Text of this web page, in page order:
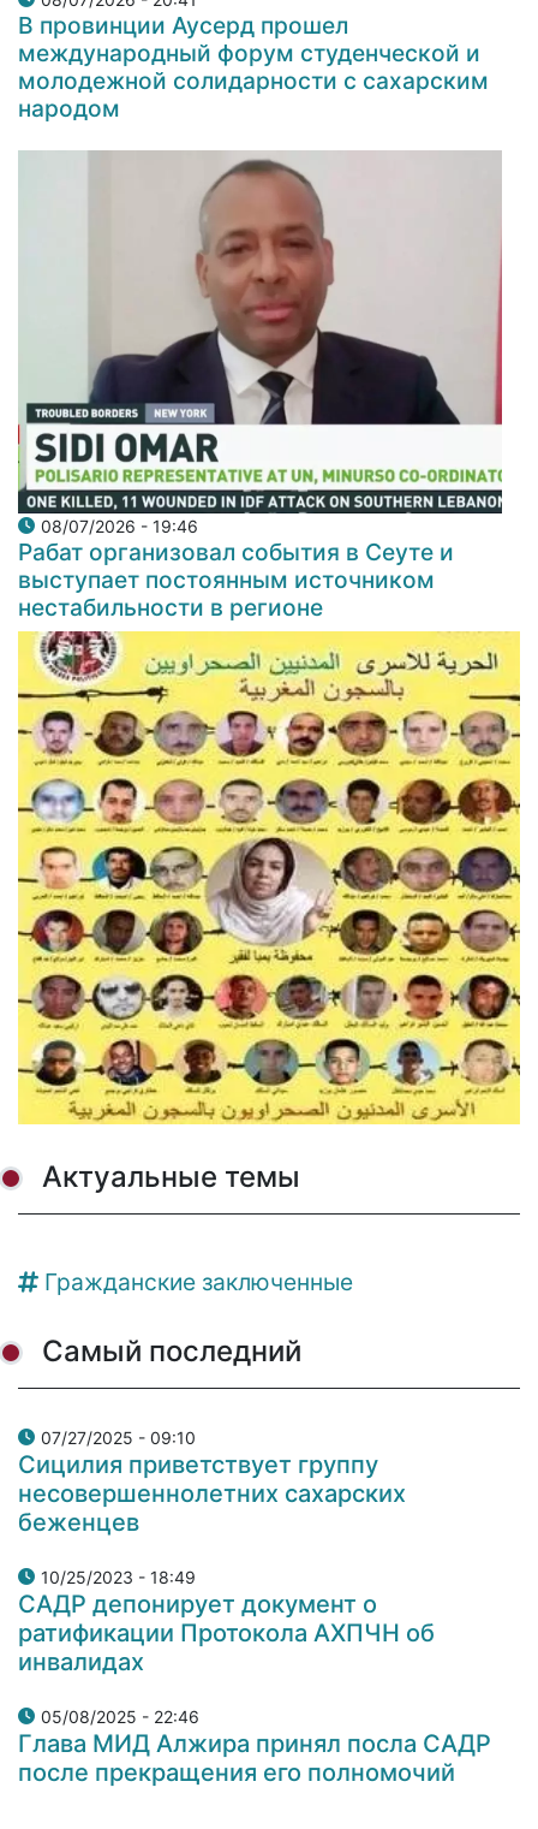
В провинции Аусерд прошел
международный форум студенческой и
молодежной солидарности с сахарским
народом
08/07/2026 - 19:46
Рабат организовал события в Сеуте и
выступает постоянным источником
нестабильности в регионе
Актуальные темы
Гражданские заключенные
Самый последний
07/27/2025 - 09:10
Сицилия приветствует группу
несовершеннолетних сахарских
беженцев
10/25/2023 - 18:49
САДР депонирует документ о
ратификации Протокола АХПЧН об
инвалидах
05/08/2025 - 22:46
Глава МИД Алжира принял посла САДР
после прекращения его полномочий